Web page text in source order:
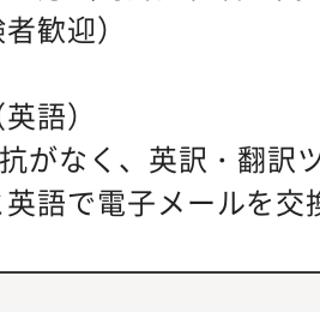
歓迎）
語）
がなく、英訳・翻訳
語で電子メールを交